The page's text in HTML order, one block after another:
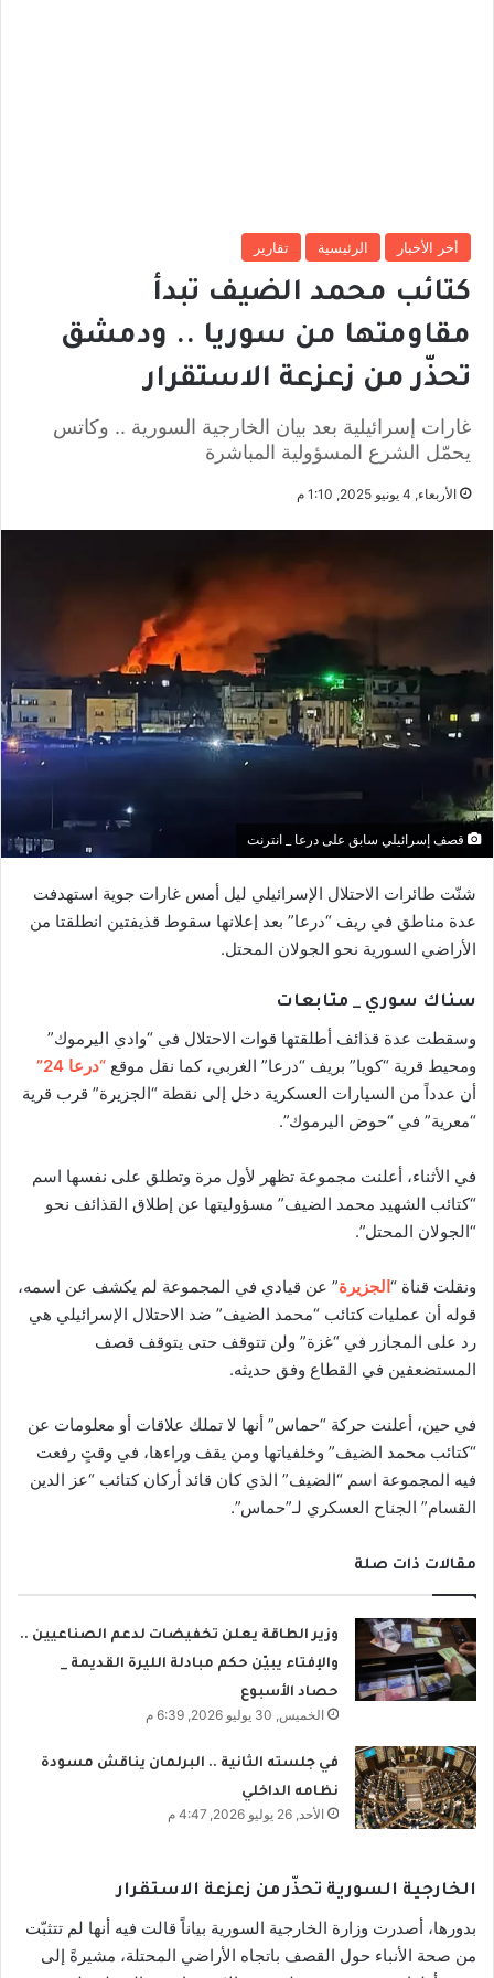
أخر الأخبار الرئيسية تقارير
كتائب محمد الضيف تبدأ
مقاومتها من سوريا .. ودمشق
تحذّر من زعزعة الاستقرار
غارات إسرائيلية بعد بيان الخارجية السورية .. وكاتس
يحمّل الشرع المسؤولية المباشرة
الأربعاء, 4 يونيو 2025, 1:10 م
قصف إسرائيلي سابق على درعا _ انترنت
شنّت طائرات الاحتلال الإسرائيلي ليل أمس غارات جوية استهدفت
عدة مناطق في ريف “درعا” بعد إعلانها سقوط قذيفتين انطلقتا من
الأراضي السورية نحو الجولان المحتل.
سناك سوري _ متابعات
وسقطت عدة قذائف أطلقتها قوات الاحتلال في “وادي اليرموك”
ومحيط قرية “كويا” بريف “درعا” الغربي، كما نقل موقع “درعا 24”
أن عدداً من السيارات العسكرية دخل إلى نقطة “الجزيرة” قرب قرية
“معرية” في “حوض اليرموك”.
في الأثناء، أعلنت مجموعة تظهر لأول مرة وتطلق على نفسها اسم
“كتائب الشهيد محمد الضيف” مسؤوليتها عن إطلاق القذائف نحو
“الجولان المحتل”.
ونقلت قناة “ الجزيرة” عن قيادي في المجموعة لم يكشف عن اسمه،
قوله أن عمليات كتائب “محمد الضيف” ضد الاحتلال الإسرائيلي هي
رد على المجازر في “غزة” ولن تتوقف حتى يتوقف قصف
المستضعفين في القطاع وفق حديثه.
في حين، أعلنت حركة “حماس” أنها لا تملك علاقات أو معلومات عن
“كتائب محمد الضيف” وخلفياتها ومن يقف وراءها، في وقتٍ رفعت
فيه المجموعة اسم “الضيف” الذي كان قائد أركان كتائب “عز الدين
القسام” الجناح العسكري لـ”حماس”.
مقالات ذات صلة
وزير الطاقة يعلن تخفيضات لدعم الصناعيين ..
والإفتاء يبيّن حكم مبادلة الليرة القديمة _
حصاد الأسبوع
الخميس, 30 يوليو 2026, 6:39 م
في جلسته الثانية .. البرلمان يناقش مسودة
نظامه الداخلي
الأحد, 26 يوليو 2026, 4:47 م
الخارجية السورية تحذّر من زعزعة الاستقرار
بدورها، أصدرت وزارة الخارجية السورية بياناً قالت فيه أنها لم تتثبّت
من صحة الأنباء حول القصف باتجاه الأراضي المحتلة، مشيرةً إلى